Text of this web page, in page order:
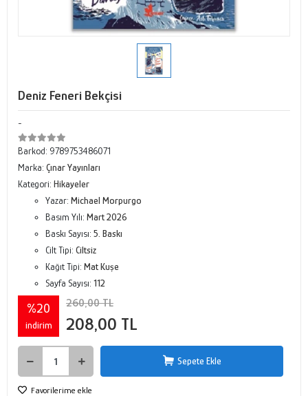
Deniz Feneri Bekçisi
-
Barkod: 9789753486071
Marka: Çınar Yayınları
Kategori: Hikayeler
Yazar: Michael Morpurgo
Basım Yılı: Mart 2026
Baskı Sayısı: 5. Baskı
Cilt Tipi: Ciltsiz
Kağıt Tipi: Mat Kuşe
Sayfa Sayısı: 112
%20
indirim
260,00 TL
208,00 TL
Sepete Ekle
Favorilerime ekle